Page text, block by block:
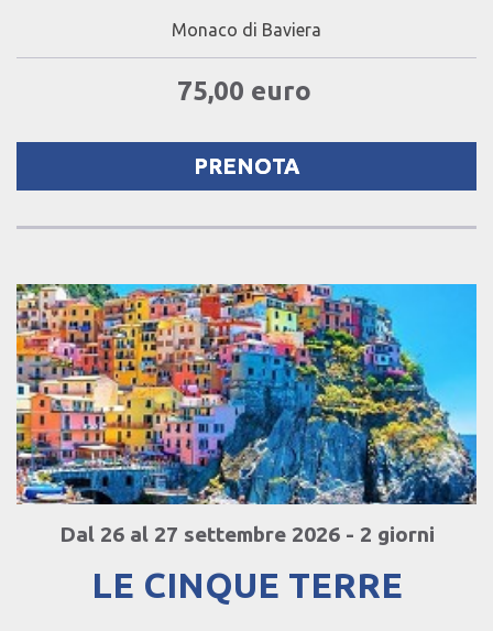
Monaco di Baviera
75,00 euro
PRENOTA
Dal 26 al 27 settembre 2026 - 2 giorni
LE CINQUE TERRE